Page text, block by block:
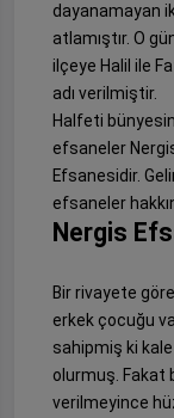
dayanamayan
atlamıştır. O
ilçeye Halil ile
adı verilmiştir.
Halfeti
efsaneler
Efsanesidir.
efsaneler
Nergis
Bir rivayete
erkek çocuğu
sahipmiş ki kale
olurmuş. Fakat
verilmeyince